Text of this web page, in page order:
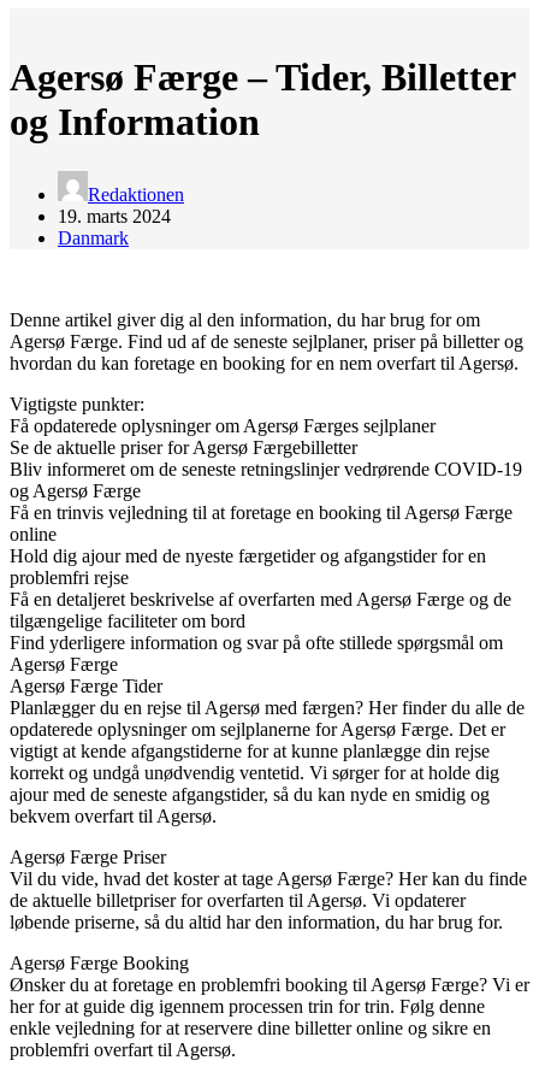
Agersø Færge – Tider, Billetter
og Information
Redaktionen
19. marts 2024
Danmark
Denne artikel giver dig al den information, du har brug for om
Agersø Færge. Find ud af de seneste sejlplaner, priser på billetter og
hvordan du kan foretage en booking for en nem overfart til Agersø.
Vigtigste punkter:
Få opdaterede oplysninger om Agersø Færges sejlplaner
Se de aktuelle priser for Agersø Færgebilletter
Bliv informeret om de seneste retningslinjer vedrørende COVID-19
og Agersø Færge
Få en trinvis vejledning til at foretage en booking til Agersø Færge
online
Hold dig ajour med de nyeste færgetider og afgangstider for en
problemfri rejse
Få en detaljeret beskrivelse af overfarten med Agersø Færge og de
tilgængelige faciliteter om bord
Find yderligere information og svar på ofte stillede spørgsmål om
Agersø Færge
Agersø Færge Tider
Planlægger du en rejse til Agersø med færgen? Her finder du alle de
opdaterede oplysninger om sejlplanerne for Agersø Færge. Det er
vigtigt at kende afgangstiderne for at kunne planlægge din rejse
korrekt og undgå unødvendig ventetid. Vi sørger for at holde dig
ajour med de seneste afgangstider, så du kan nyde en smidig og
bekvem overfart til Agersø.
Agersø Færge Priser
Vil du vide, hvad det koster at tage Agersø Færge? Her kan du finde
de aktuelle billetpriser for overfarten til Agersø. Vi opdaterer
løbende priserne, så du altid har den information, du har brug for.
Agersø Færge Booking
Ønsker du at foretage en problemfri booking til Agersø Færge? Vi er
her for at guide dig igennem processen trin for trin. Følg denne
enkle vejledning for at reservere dine billetter online og sikre en
problemfri overfart til Agersø.